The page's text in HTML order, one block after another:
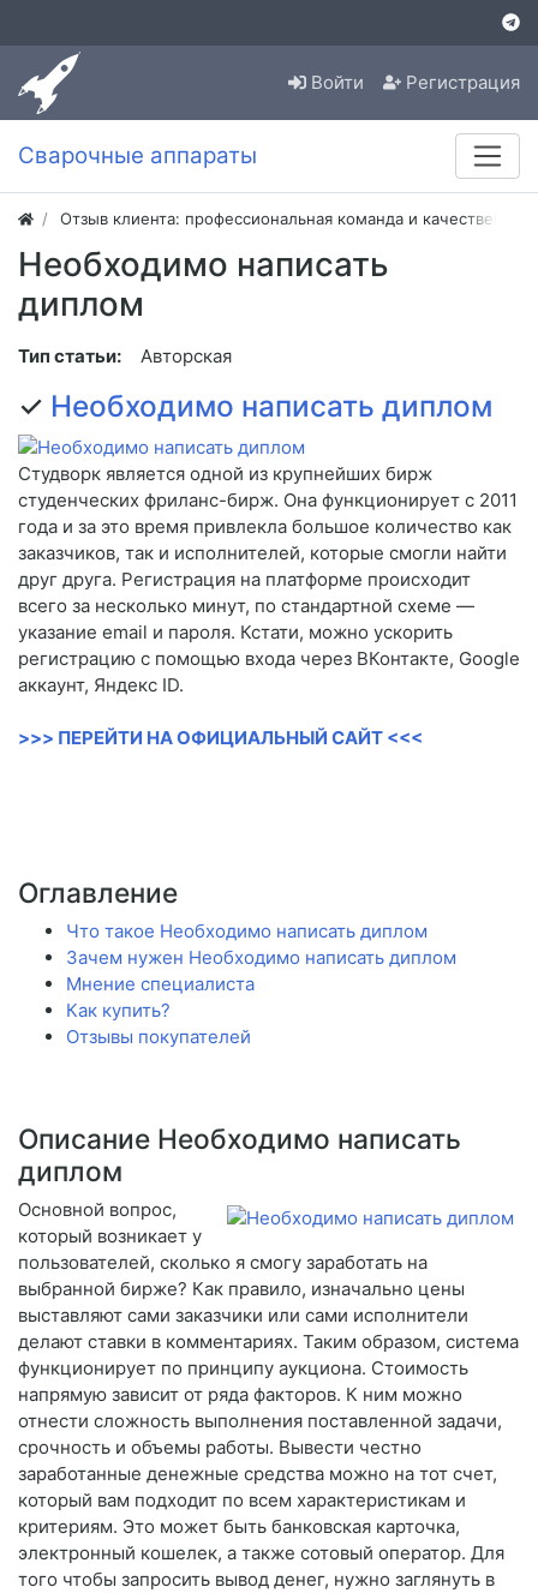
Войти Регистрация
Сварочные аппараты
Отзыв клиента: профессиональная команда и
Необходимо написать
диплом
Тип статьи: Авторская
✓ Необходимо написать диплом
Студворк является одной из крупнейших бирж
студенческих фриланс-бирж. Она функционирует с 2011
года и за это время привлекла большое количество как
заказчиков, так и исполнителей, которые смогли найти
друг друга. Регистрация на платформе происходит
всего за несколько минут, по стандартной схеме —
указание email и пароля. Кстати, можно ускорить
регистрацию с помощью входа через ВКонтакте, Google
аккаунт, Яндекс ID.
>>> ПЕРЕЙТИ НА ОФИЦИАЛЬНЫЙ САЙТ <<<
Оглавление
Что такое Необходимо написать диплом
Зачем нужен Необходимо написать диплом
Мнение специалиста
Как купить?
Отзывы покупателей
Описание Необходимо написать
диплом
Основной вопрос,
который возникает у
пользователей, сколько я смогу заработать на
выбранной бирже? Как правило, изначально цены
выставляют сами заказчики или сами исполнители
делают ставки в комментариях. Таким образом, система
функционирует по принципу аукциона. Стоимость
напрямую зависит от ряда факторов. К ним можно
отнести сложность выполнения поставленной задачи,
срочность и объемы работы. Вывести честно
заработанные денежные средства можно на тот счет,
который вам подходит по всем характеристикам и
критериям. Это может быть банковская карточка,
электронный кошелек, а также сотовый оператор. Для
того чтобы запросить вывод денег, нужно заглянуть в